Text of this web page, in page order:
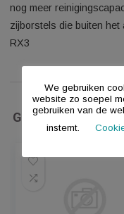
robotstofzuiger . Wil je
schoonmaken, zoals
tijdens het
nog meer
zijborstels die buiten
RX3
We gebruiken